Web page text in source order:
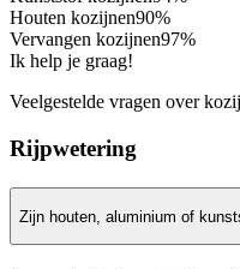
Houten kozijnen90%
Vervangen kozijnen97%
Ik help je graag!
Veelgestelde vragen over
Rijpwetering
Zijn houten, aluminium of